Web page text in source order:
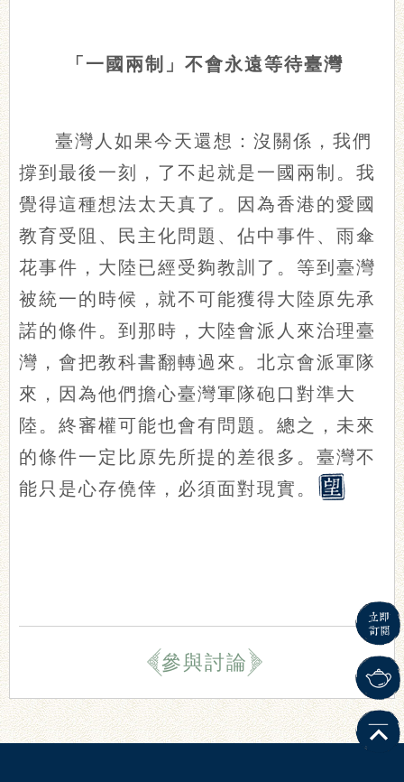
「一國兩制」不會永遠等待臺灣
臺灣人如果今天還想：沒關係，我們
撐到最後一刻，了不起就是一國兩制。我
覺得這種想法太天真了。因為香港的愛國
教育受阻、民主化問題、佔中事件、雨傘
花事件，大陸已經受夠教訓了。等到臺灣
被統一的時候，就不可能獲得大陸原先承
諾的條件。到那時，大陸會派人來治理臺
灣，會把教科書翻轉過來。北京會派軍隊
來，因為他們擔心臺灣軍隊砲口對準大
陸。終審權可能也會有問題。總之，未來
的條件一定比原先所提的差很多。臺灣不
能只是心存僥倖，必須面對現實。
參與討論